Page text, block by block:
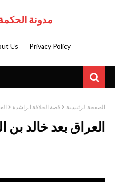
مدونة
Privacy Policy
Us
الصفحة الرئيسية قصة الخلافة الراشدة
العراق بعد خالد بن